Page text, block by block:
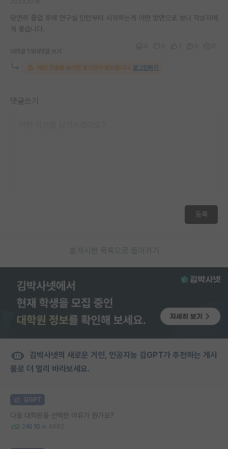
당연히 졸업 후에 연구실 인턴부터 시작하는게 어떤 방면으로 보나 작성자에
게 좋습니다.
대댓글 1개 대댓글 쓰기
해당 댓글을 보려면 로그인이 필요합니다. 로그인하기
댓글쓰기
등록
게시판 목록으로 돌아가기
김박사넷의 새로운 거인, 인공지능 김GPT가 추천하는 게시
물로 더 멀리 바라보세요.
김GPT
다들 대학원을 선택한 이유가 뭔가요?
2 10 4692